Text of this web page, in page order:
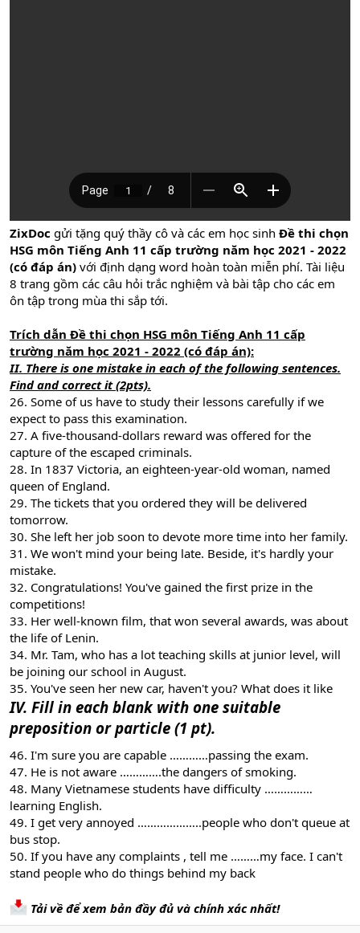
ZixDoc gửi tặng quý thầy cô và các em học sinh Đề thi chọn
HSG môn Tiếng Anh 11 cấp trường năm học 2021 - 2022
(có đáp án) với định dạng word hoàn toàn miễn phí. Tài liệu
8 trang gồm các câu hỏi trắc nghiệm và bài tập cho các em
ôn tập trong mùa thi sắp tới.
Trích dẫn Đề thi chọn HSG môn Tiếng Anh 11 cấp
trường năm học 2021 - 2022 (có đáp án):
II. There is one mistake in each of the following sentences.
Find and correct it (2pts).
26. Some of us have to study their lessons carefully if we
expect to pass this examination.
27. A five-thousand-dollars reward was offered for the
capture of the escaped criminals.
28. In 1837 Victoria, an eighteen-year-old woman, named
queen of England.
29. The tickets that you ordered they will be delivered
tomorrow.
30. She left her job soon to devote more time into her family.
31. We won't mind your being late. Beside, it's hardly your
mistake.
32. Congratulations! You've gained the first prize in the
competitions!
33. Her well-known film, that won several awards, was about
the life of Lenin.
34. Mr. Tam, who has a lot teaching skills at junior level, will
be joining our school in August.
35. You've seen her new car, haven't you? What does it like
IV. Fill in each blank with one suitable
preposition or particle (1 pt).
46. I'm sure you are capable …………passing the exam.
47. He is not aware ………….the dangers of smoking.
48. Many Vietnamese students have difficulty ……………
learning English.
49. I get very annoyed ………………..people who don't queue at
bus stop.
50. If you have any complaints , tell me ………my face. I can't
stand people who do things behind my back
Tải về để xem bản đầy đủ và chính xác nhất!